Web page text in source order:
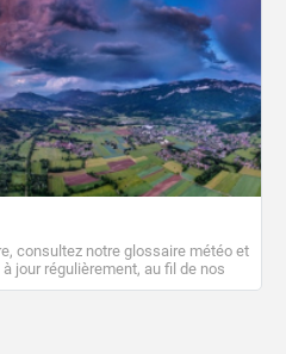
consultez notre glossaire météo et
jour régulièrement, au fil de nos
des liens utiles vers nos